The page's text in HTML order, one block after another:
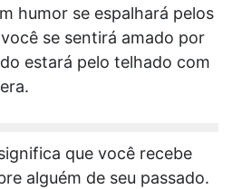
humor se espalhará pelos
se sentirá amado por
estará pelo telhado com
que você recebe
alguém de seu passado.